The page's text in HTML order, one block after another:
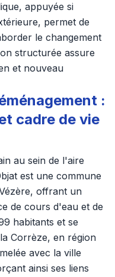
appuyée si
permet de
le changement
structurée assure
et nouveau
:
cadre de vie
au sein de l'aire
est une commune
offrant un
de cours d'eau et de
habitants et se
Corrèze, en région
avec la ville
ainsi ses liens